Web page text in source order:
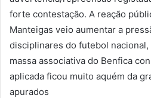
forte contestação. A reação
Manteigas veio aumentar a
disciplinares do futebol nacional,
massa associativa do Benfica
aplicada ficou muito aquém da
apurados